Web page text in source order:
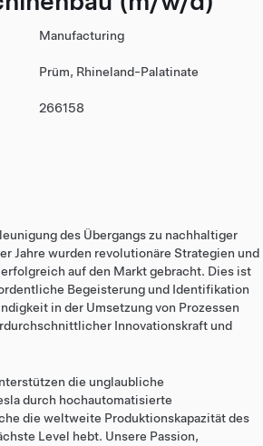
Manufacturing
Prüm, Rhineland-Palatinate
266158
des Übergangs zu nachhaltiger
Jahre wurden revolutionäre Strategien und
auf den Markt gebracht. Dies ist
Begeisterung und Identifikation
in der Umsetzung von Prozessen
Innovationskraft und
die unglaubliche
durch hochautomatisierte
die weltweite Produktionskapazität des
Level hebt. Unsere Passion,